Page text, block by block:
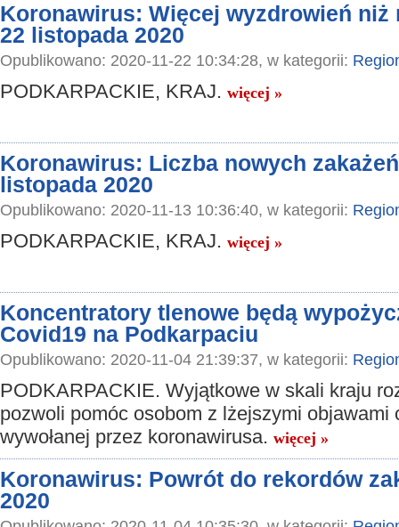
Koronawirus: Więcej wyzdrowień niż
22 listopada 2020
Opublikowano: 2020-11-22 10:34:28, w kategorii:
PODKARPACKIE, KRAJ. więcej »
Koronawirus: Liczba nowych
listopada 2020
Opublikowano: 2020-11-13 10:36:40, w kategorii:
PODKARPACKIE, KRAJ. więcej »
Koncentratory tlenowe będą
Covid19 na Podkarpaciu
Opublikowano: 2020-11-04 21:39:37, w kategorii:
PODKARPACKIE. Wyjątkowe w skali kraju
pozwoli pomóc osobom z lżejszymi objawami
wywołanej przez koronawirusa. więcej »
Koronawirus: Powrót do rekordów
2020